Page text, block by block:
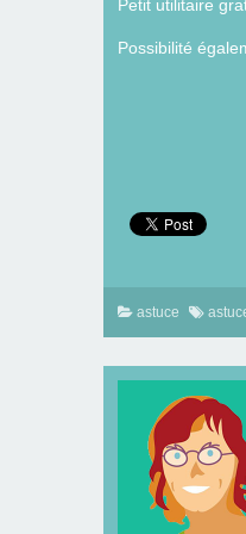
Petit utilitaire
Possibilité
astuce